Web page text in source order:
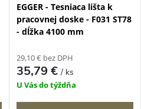
EGGER - Tesniaca lišta k
pracovnej doske - F031 ST78
- dĺžka 4100 mm
29,10 € bez DPH
35,79 €/ ks
U Vás do týždňa